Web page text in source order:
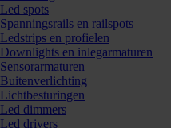
Led spots
Spanningsrails en railspots
Ledstrips en profielen
Downlights en inlegarmaturen
Sensorarmaturen
Buitenverlichting
Lichtbesturingen
Led dimmers
Led drivers